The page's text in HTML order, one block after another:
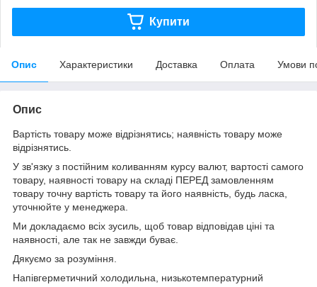
Купити
Опис Характеристики Доставка Оплата Умови
Опис
Вартість товару може відрізнятись; наявність товару може
відрізнятись.
У зв'язку з постійним коливанням курсу валют, вартості самого
товару, наявності товару на складі ПЕРЕД замовленням
товару точну вартість товару та його наявність, будь ласка,
уточнюйте у менеджера.
Ми докладаємо всіх зусиль, щоб товар відповідав ціні та
наявності, але так не завжди буває.
Дякуємо за розуміння.
Напівгерметичний холодильна, низькотемпературний